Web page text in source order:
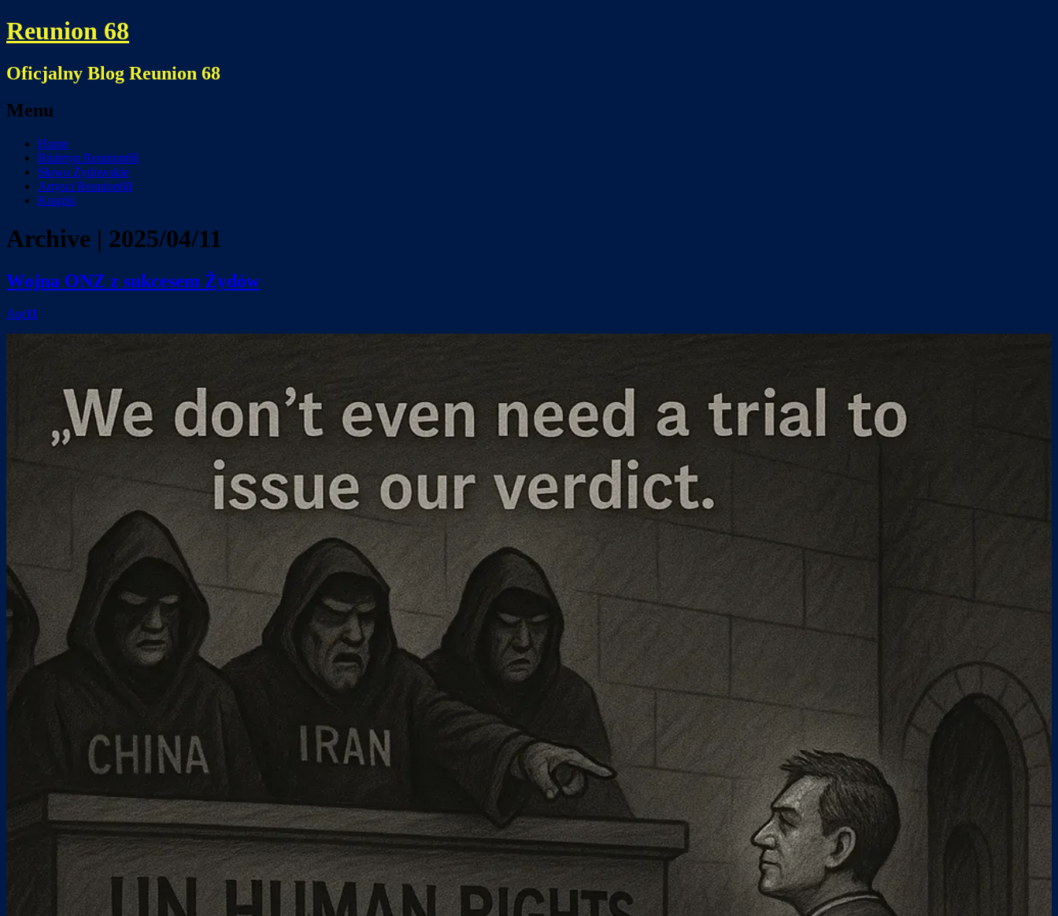
Reunion 68
Oficjalny Blog Reunion 68
Menu
Skip
content
Home
Biuletyn Reunion68
Słowo Żydowskie
Artysci Reunion68
Książki
Archive | 2025/04/11
Wojna ONZ z sukcesem Żydów
Apr11